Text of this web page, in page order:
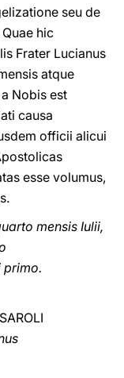
seu de
hic
Frater Lucianus
atque
Nobis est
causa
officii alicui
esse volumus,
mensis Iulii,
primo.